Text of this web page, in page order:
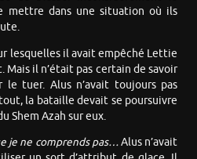
mettre dans une situation où ils
lesquelles il avait empêché Lettie
Mais il n’était pas certain de savoir
le tuer. Alus n’avait toujours pas
la bataille devait se poursuivre
Shem Azah sur eux.
je ne comprends pas…Alus n’avait